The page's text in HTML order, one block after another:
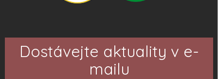
Dostávejte aktuality v e-
mailu